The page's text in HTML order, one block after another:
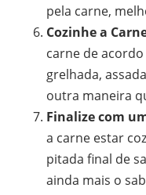
pela carne,
Cozinhe a
carne de
grelhada,
outra maneira
Finalize com
a carne estar
pitada final de
ainda mais o